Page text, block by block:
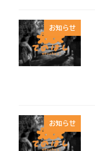
お知らせ
お知らせ